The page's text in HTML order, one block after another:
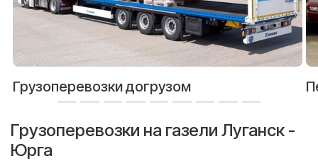
Грузоперевозки догрузом
Грузоперевозки на газели Луганск -
Юрга